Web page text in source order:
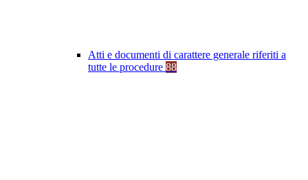
Atti e documenti di carattere generale riferiti a
tutte le procedure 88